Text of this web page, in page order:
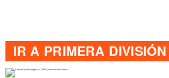
IR A PRIMERA DIVISIÓN